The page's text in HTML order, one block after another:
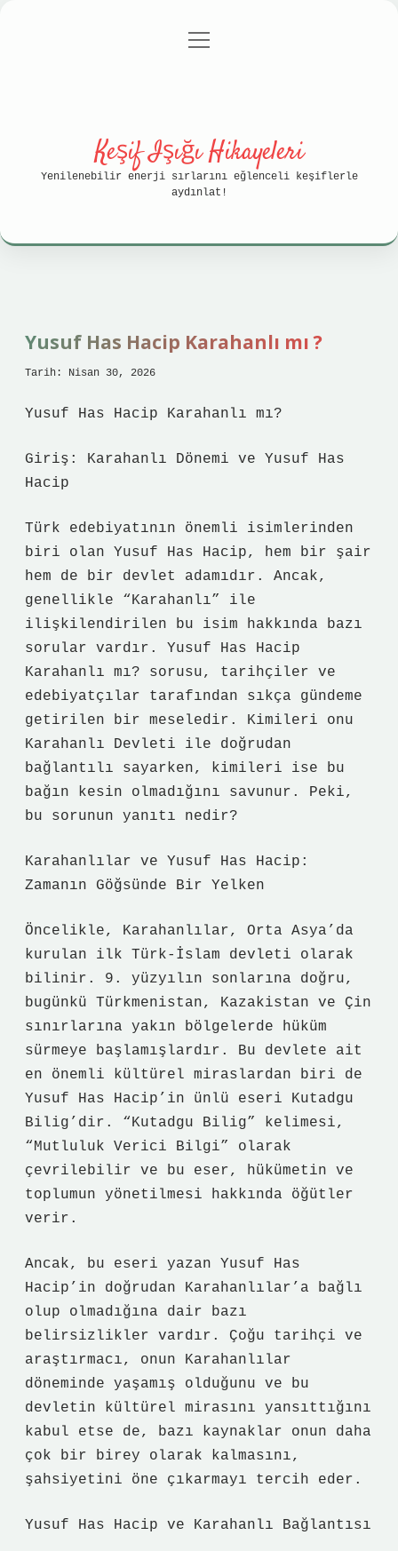
Gizlilik Politikası
menüyü
Keşif Işığı Hikayeleri
Yenilenebilir enerji sırlarını eğlenceli keşiflerle
aydınlat!
Yusuf Has Hacip Karahanlı mı ?
Tarih: Nisan 30, 2026
Yusuf Has Hacip Karahanlı mı?
Giriş: Karahanlı Dönemi ve Yusuf Has
Hacip
Türk edebiyatının önemli isimlerinden
biri olan Yusuf Has Hacip, hem bir şair
hem de bir devlet adamıdır. Ancak,
genellikle “Karahanlı” ile
ilişkilendirilen bu isim hakkında bazı
sorular vardır. Yusuf Has Hacip
Karahanlı mı? sorusu, tarihçiler ve
edebiyatçılar tarafından sıkça gündeme
getirilen bir meseledir. Kimileri onu
Karahanlı Devleti ile doğrudan
bağlantılı sayarken, kimileri ise bu
bağın kesin olmadığını savunur. Peki,
bu sorunun yanıtı nedir?
Karahanlılar ve Yusuf Has Hacip:
Zamanın Göğsünde Bir Yelken
Öncelikle, Karahanlılar, Orta Asya’da
kurulan ilk Türk-İslam devleti olarak
bilinir. 9. yüzyılın sonlarına doğru,
bugünkü Türkmenistan, Kazakistan ve Çin
sınırlarına yakın bölgelerde hüküm
sürmeye başlamışlardır. Bu devlete ait
en önemli kültürel miraslardan biri de
Yusuf Has Hacip’in ünlü eseri Kutadgu
Bilig’dir. “Kutadgu Bilig” kelimesi,
“Mutluluk Verici Bilgi” olarak
çevrilebilir ve bu eser, hükümetin ve
toplumun yönetilmesi hakkında öğütler
verir.
Ancak, bu eseri yazan Yusuf Has
Hacip’in doğrudan Karahanlılar’a bağlı
olup olmadığına dair bazı
belirsizlikler vardır. Çoğu tarihçi ve
araştırmacı, onun Karahanlılar
döneminde yaşamış olduğunu ve bu
devletin kültürel mirasını yansıttığını
kabul etse de, bazı kaynaklar onun daha
çok bir birey olarak kalmasını,
şahsiyetini öne çıkarmayı tercih eder.
Yusuf Has Hacip ve Karahanlı Bağlantısı